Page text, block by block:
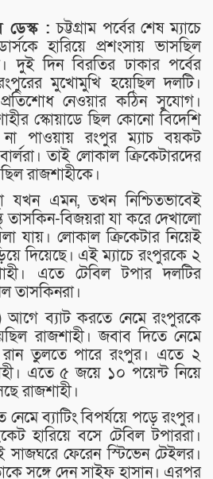
ডেস্ক : চট্টগ্রাম পর্বের শেষ ম্যাচে
হারিয়ে প্রশংসায় ভাসছিল
দুই দিন বিরতির ঢাকার পর্বের
মুখোমুখি হয়েছিল দলটি।
নেওয়ার কঠিন সুযোগ।
স্কোয়াডে ছিল কোনো বিদেশি
না পাওয়ায় রংপুর ম্যাচ বয়কট
তাই লোকাল ক্রিকেটারদের
রাজশাহীকে।
যখন এমন, তখন নিশ্চিতভাবেই
তাসকিন-বিজয়রা যা করে দেখালো
যায়। লোকাল ক্রিকেটার নিয়েই
দিয়েছে। এই ম্যাচে রংপুরকে ২
এতে টেবিল টপার দলটির
তাসকিনরা।
আগে ব্যাট করতে নেমে রংপুরকে
রাজশাহী। জবাব দিতে নেমে
রান তুলতে পারে রংপুর। এতে ২
এতে ৫ জয়ে ১০ পয়েন্ট নিয়ে
রাজশাহী।
ব্যাটিং বিপর্যয়ে পড়ে রংপুর।
হারিয়ে বসে টেবিল টপাররা।
সাজঘরে ফেরেন স্টিভেন টেইলর।
সঙ্গে দেন সাইফ হাসান। এরপর